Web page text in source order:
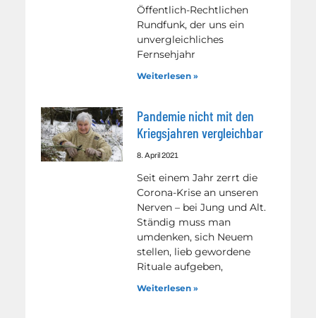
Öffentlich-Rechtlichen
Rundfunk, der uns ein
unvergleichliches
Fernsehjahr
Weiterlesen »
Pandemie nicht mit den
Kriegsjahren vergleichbar
8. April 2021
Seit einem Jahr zerrt die
Corona-Krise an unseren
Nerven – bei Jung und Alt.
Ständig muss man
umdenken, sich Neuem
stellen, lieb gewordene
Rituale aufgeben,
Weiterlesen »